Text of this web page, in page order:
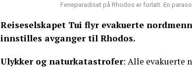
Ferieparadiset på Rhodos er forlatt. En
Reiseselskapet Tui flyr evakuerte
innstilles avganger til Rhodos.
Ulykker og naturkatastrofer: Alle evakuerte